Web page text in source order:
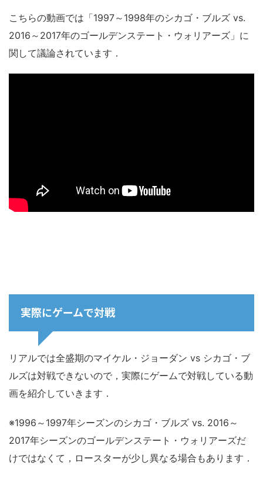
こちらの動画では「1997～1998年のシカゴ・ブルズ vs.
2016～2017年のゴールデンステート・ウォリアーズ」に
関して議論されています．
実際にゲームで対戦
リアルでは全盛期のマイケル・ジョーダン vs シカゴ・ブ
ルズは対戦できないので，実際にゲームで対戦している動
画を紹介していきます．
※1996～1997年シーズンのシカゴ・ブルズ vs. 2016～
2017年シーズンのゴールデンステート・ウォリアーズだ
けではなくて，ロースターが少し異なる場合もあります．